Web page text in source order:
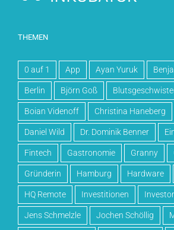
THEMEN
0 auf 1 App Ayan Yuruk
Berlin Björn Goß
Boian Videnoff Christina Haneberg
Daniel Wild Dr. Dominik Benner
Fintech Gastronomie Granny
Gründerin Hamburg Hardware
HQ Remote Investitionen Investor
Jens Schmelzle Jochen Schöllig